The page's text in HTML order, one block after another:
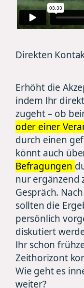
Direkten
Erhöht die
indem Ihr
zugeht – ob
oder einer
durch einen
könnt auch
Befragungen
nur ergänzend
Gespräch.
sollten die
persönlich
diskutiert
Ihr schon
Zeithorizont
Wie geht es
weiter?